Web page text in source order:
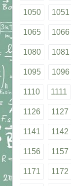
1050 1051
1065 1066
1080 1081
1095 1096
1110 1111
1126 1127
1141 1142
1156 1157
1171 1172